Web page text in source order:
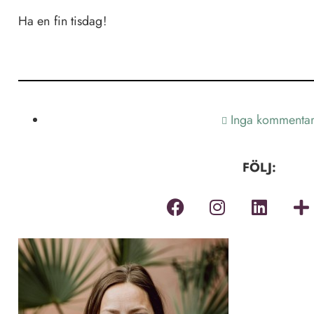
Ha en fin tisdag!
Inga
FÖLJ: